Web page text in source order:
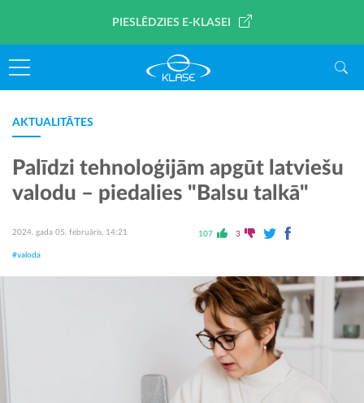
PIESLĒDZIES E-KLASEI
AKTUALITĀTES
Palīdzi tehnoloģijām apgūt latviešu
valodu – piedalies "Balsu talkā"
2024. gada 05. februāris, 14:21 107 3
#valoda